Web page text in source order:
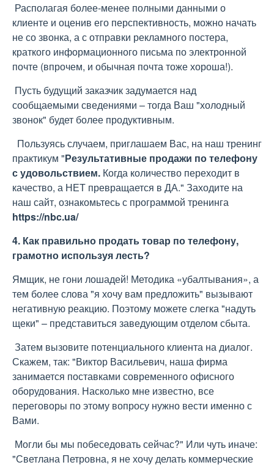
Располагая более-менее полными данными о
клиенте и оценив его перспективность, можно начать
не со звонка, а с отправки рекламного постера,
краткого информационного письма по электронной
почте (впрочем, и обычная почта тоже хороша!).
Пусть будущий заказчик задумается над
сообщаемыми сведениями – тогда Ваш "холодный
звонок" будет более продуктивным.
Пользуясь случаем, приглашаем Вас, на наш тренинг
практикум "Результативные продажи по телефону
с удовольствием. Когда количество переходит в
качество, а НЕТ превращается в ДА." Заходите на
наш сайт, ознакомьтесь с программой тренинга
https://nbc.ua/
4. Как правильно продать товар по телефону,
грамотно используя лесть?
Ямщик, не гони лошадей! Методика «убалтывания», а
тем более слова "я хочу вам предложить" вызывают
негативную реакцию. Поэтому можете слегка "надуть
щеки" – представиться заведующим отделом сбыта.
Затем вызовите потенциального клиента на диалог.
Скажем, так: "Виктор Васильевич, наша фирма
занимается поставками современного офисного
оборудования. Насколько мне известно, все
переговоры по этому вопросу нужно вести именно с
Вами.
Могли бы мы побеседовать сейчас?" Или чуть иначе:
"Светлана Петровна, я не хочу делать коммерческие